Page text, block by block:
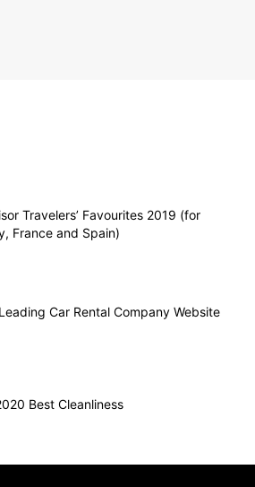
Travelers’ Favourites 2019 (for
France and Spain)
Car Rental Company Website
Best Cleanliness